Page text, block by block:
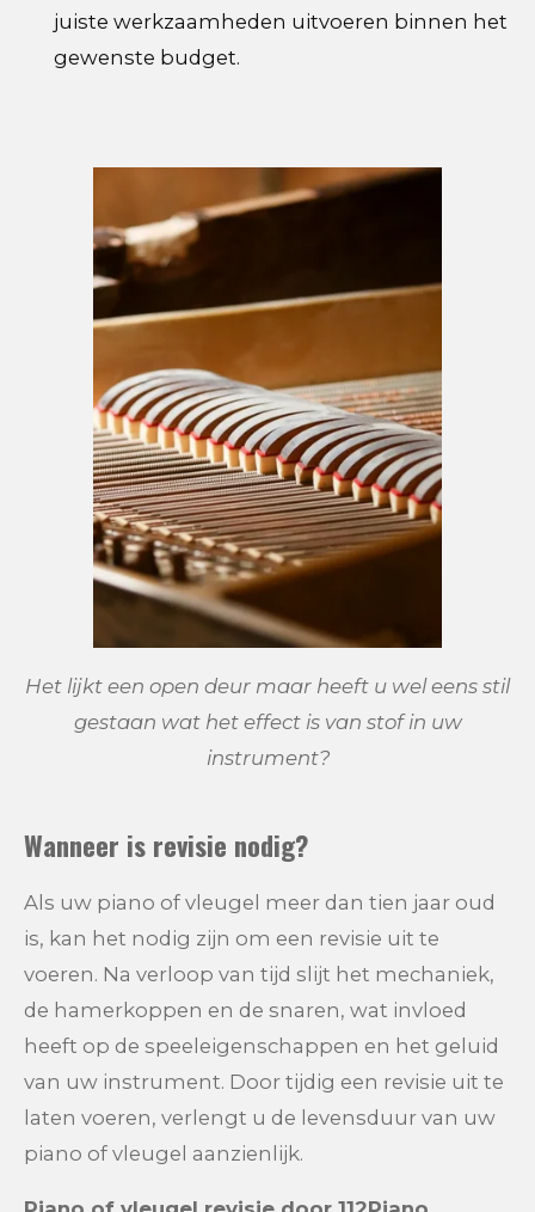
juiste werkzaamheden uitvoeren binnen het
gewenste budget.
Het lijkt een open deur maar heeft u wel eens stil
gestaan wat het effect is van stof in uw
instrument?
Wanneer is revisie nodig?
Als uw piano of vleugel meer dan tien jaar oud
is, kan het nodig zijn om een revisie uit te
voeren. Na verloop van tijd slijt het mechaniek,
de hamerkoppen en de snaren, wat invloed
heeft op de speeleigenschappen en het geluid
van uw instrument. Door tijdig een revisie uit te
laten voeren, verlengt u de levensduur van uw
piano of vleugel aanzienlijk.